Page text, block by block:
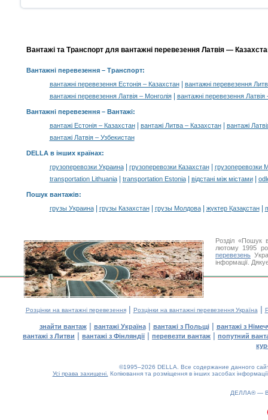
Вантажі та Транспорт для вантажні перевезення Латвія —
Вантажні перевезення– Транспорт:
вантажні перевезення Естонія – Казахстан|
вантажні перевезення
вантажні перевезення Латвія – Монголія| вантажні перевезення Латвія
Вантажні перевезення – Вантажі:
вантажі Естонія – Казахстан| вантажі Литва – Казахстан|
вантажі
вантажі Латвія – Узбекистан
DELLA в інших країнах:
грузоперевозки Украина| грузоперевозки Казахстан|
грузоперевозки
transportation Lithuania| transportation Estonia| відстані між містами|
Пошук вантажів:
грузы Украина| грузы Казахстан| грузы Молдова| жүктер Қазақстан|
Розділ «Пошук
лютому 1995
перевезень
інформації.
Розцінки на вантажні перевезення| Розцінки на вантажні перевезення Україна |
знайти вантаж| вантажі Україна| вантажі з Польщі| вантажі з
вантажі з Литви | вантажі з Фінляндії| перевезти вантаж | попутний
©1995–2026 DELLA. Все содержание данного
Усі права захищені. Копіювання та розміщення в інших засобах
ДЕЛЛА® —